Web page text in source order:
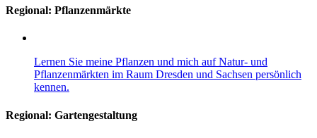
Regional: Pflanzenmärkte
Lernen Sie meine Pflanzen und mich auf Natur- und
Pflanzenmärkten im Raum Dresden und Sachsen persönlich
kennen.
Regional: Gartengestaltung